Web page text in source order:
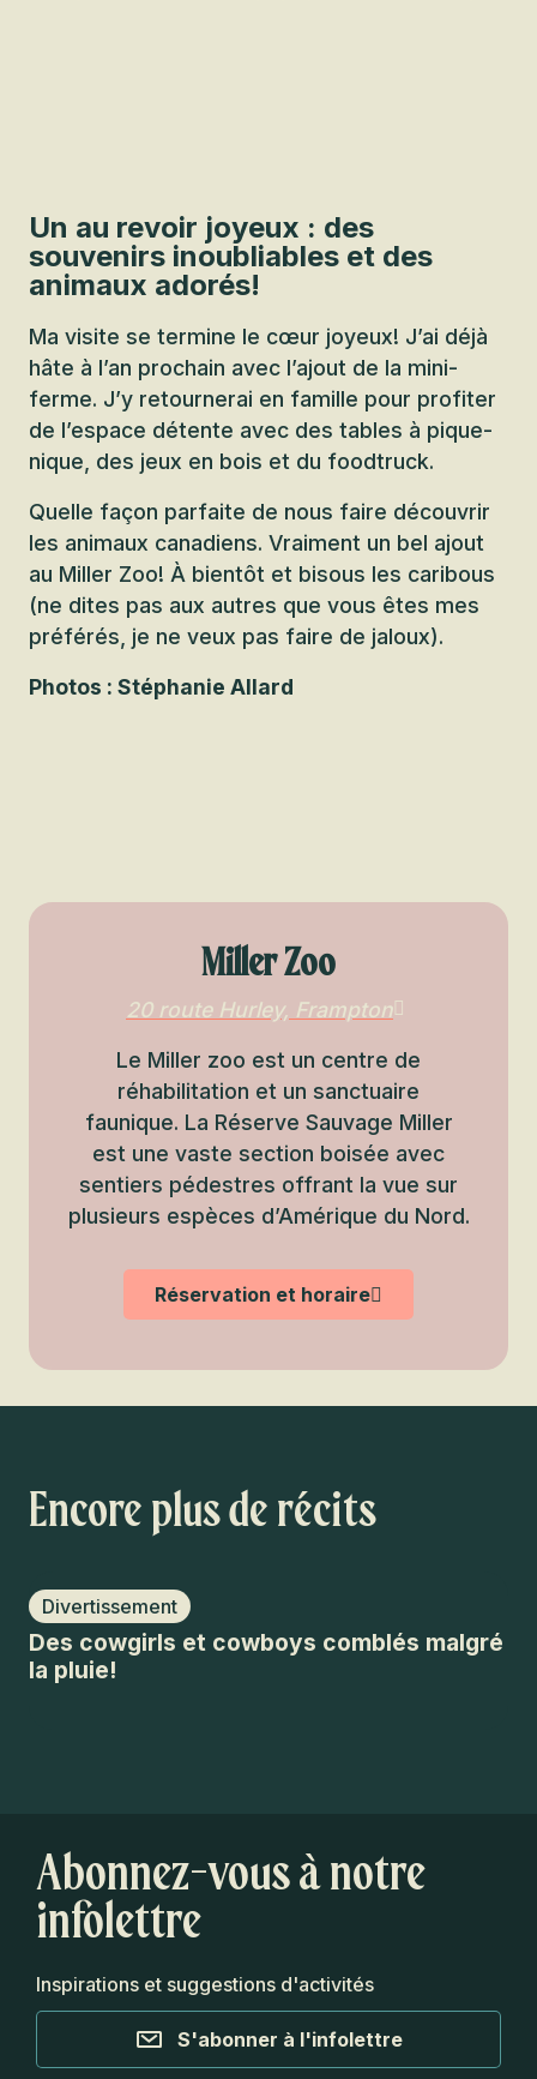
Un au revoir joyeux : des
souvenirs inoubliables et des
animaux adorés!
Ma visite se termine le cœur joyeux! J’ai déjà
hâte à l’an prochain avec l’ajout de la mini-
ferme. J’y retournerai en famille pour profiter
de l’espace détente avec des tables à pique-
nique, des jeux en bois et du foodtruck.
Quelle façon parfaite de nous faire découvrir
les animaux canadiens. Vraiment un bel ajout
au Miller Zoo! À bientôt et bisous les caribous
(ne dites pas aux autres que vous êtes mes
préférés, je ne veux pas faire de jaloux).
Photos : Stéphanie Allard
Miller Zoo
20 route Hurley, Frampton
Le Miller zoo est un centre de
réhabilitation et un sanctuaire
faunique. La Réserve Sauvage Miller
est une vaste section boisée avec
sentiers pédestres offrant la vue sur
plusieurs espèces d’Amérique du Nord.
Réservation et horaire
Encore plus de récits
Divertissement
Des cowgirls et cowboys comblés malgré
la pluie!
Abonnez-vous à notre
infolettre
Inspirations et suggestions d'activités
S'abonner à l'infolettre